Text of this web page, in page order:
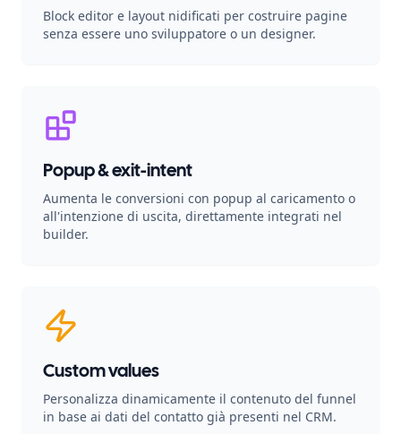
Block editor e layout nidificati per costruire pagine
senza essere uno sviluppatore o un designer.
Popup & exit-intent
Aumenta le conversioni con popup al caricamento o
all'intenzione di uscita, direttamente integrati nel
builder.
Custom values
Personalizza dinamicamente il contenuto del funnel
in base ai dati del contatto già presenti nel CRM.